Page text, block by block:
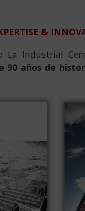
&
La Industrial
90 años de